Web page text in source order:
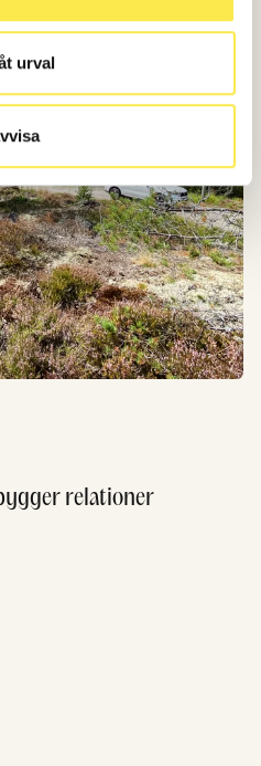
urval
relationer